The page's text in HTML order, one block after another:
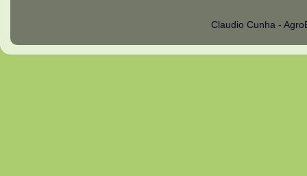
Claudio Cunha -